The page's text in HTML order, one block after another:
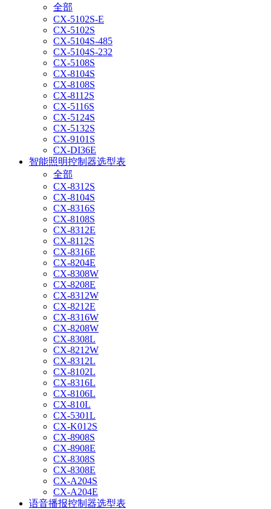
全部
CX-5102S-E
CX-5102S
CX-5104S-485
CX-5104S-232
CX-5108S
CX-8104S
CX-8108S
CX-8112S
CX-5116S
CX-5124S
CX-5132S
CX-9101S
CX-DI36E
智能照明控制器选型表
全部
CX-8312S
CX-8104S
CX-8316S
CX-8108S
CX-8312E
CX-8112S
CX-8316E
CX-8204E
CX-8308W
CX-8208E
CX-8312W
CX-8212E
CX-8316W
CX-8208W
CX-8308L
CX-8212W
CX-8312L
CX-8102L
CX-8316L
CX-8106L
CX-810L
CX-5301L
CX-K012S
CX-8908S
CX-8908E
CX-8308S
CX-8308E
CX-A204S
CX-A204E
语音播报控制器选型表